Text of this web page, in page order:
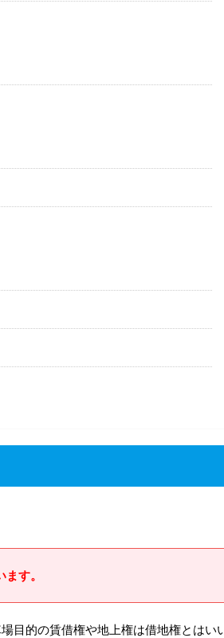
す。
目的の賃借権や地上権は借地権とはい